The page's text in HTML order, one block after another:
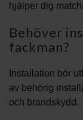
hjälper dig
Behöver
fackman?
Installation bör
av behörig
och brandskydd.